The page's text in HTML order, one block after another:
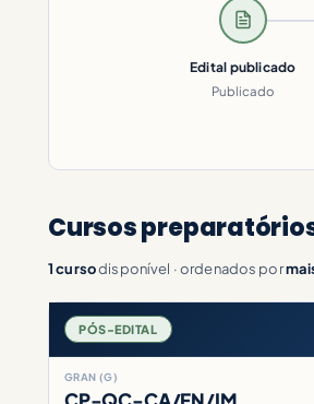
Edital publicado
Publicado
Cursos
1 cursodisponível · ordenados por
PÓS-EDITAL
GRAN (G)